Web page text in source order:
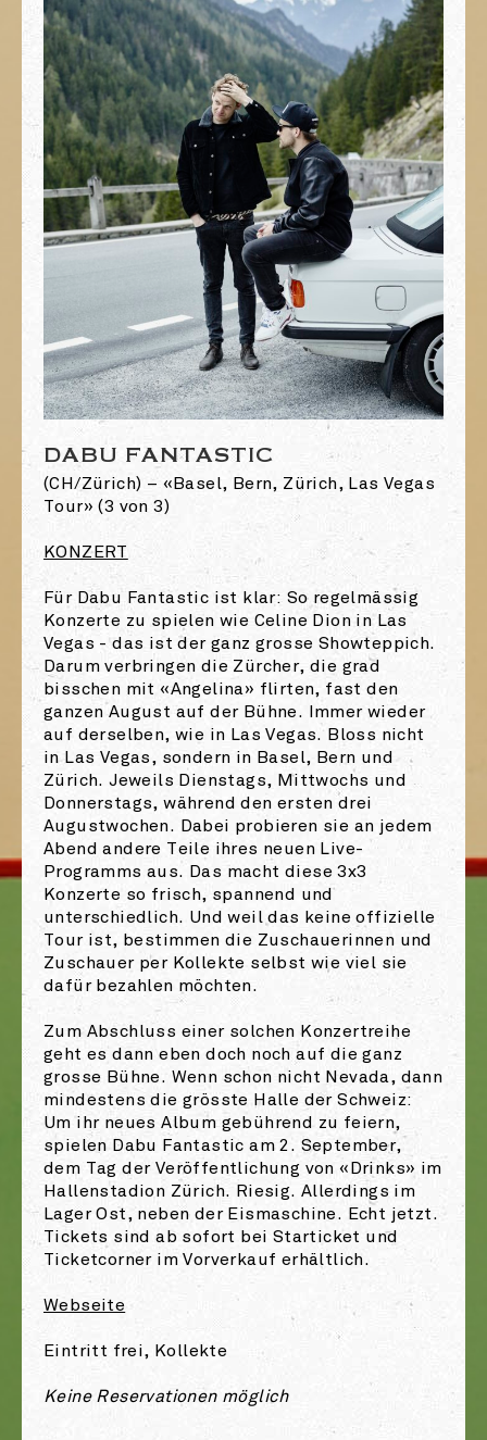
DABU FANTASTIC
(CH/Zürich) – «Basel, Bern, Zürich, Las Vegas
Tour» (3 von 3)
KONZERT
Für Dabu Fantastic ist klar: So regelmässig
Konzerte zu spielen wie Celine Dion in Las
Vegas - das ist der ganz grosse Showteppich.
Darum verbringen die Zürcher, die grad
bisschen mit «Angelina» flirten, fast den
ganzen August auf der Bühne. Immer wieder
auf derselben, wie in Las Vegas. Bloss nicht
in Las Vegas, sondern in Basel, Bern und
Zürich. Jeweils Dienstags, Mittwochs und
Donnerstags, während den ersten drei
Augustwochen. Dabei probieren sie an jedem
Abend andere Teile ihres neuen Live-
Programms aus. Das macht diese 3x3
Konzerte so frisch, spannend und
unterschiedlich. Und weil das keine offizielle
Tour ist, bestimmen die Zuschauerinnen und
Zuschauer per Kollekte selbst wie viel sie
dafür bezahlen möchten.
Zum Abschluss einer solchen Konzertreihe
geht es dann eben doch noch auf die ganz
grosse Bühne. Wenn schon nicht Nevada, dann
mindestens die grösste Halle der Schweiz:
Um ihr neues Album gebührend zu feiern,
spielen Dabu Fantastic am 2. September,
dem Tag der Veröffentlichung von «Drinks» im
Hallenstadion Zürich. Riesig. Allerdings im
Lager Ost, neben der Eismaschine. Echt jetzt.
Tickets sind ab sofort bei Starticket und
Ticketcorner im Vorverkauf erhältlich.
Webseite
Eintritt frei, Kollekte
Keine Reservationen möglich